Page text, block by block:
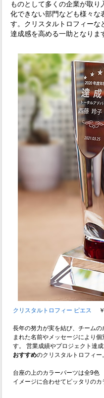
ものとして多くの企業が取
化できない部門なども様々な
す。クリスタルトロフィーな
達成感を高める一助となりま
クリスタルトロフィー ピエス ￥
長年の努力が実を結び、チーム
まれた名前やメッセージにより
す。 営業成績やプロジェクト達
おすすめのクリスタルトロフィー。
台座の上のカラーパーツは全9色
イメージに合わせてピッタリの